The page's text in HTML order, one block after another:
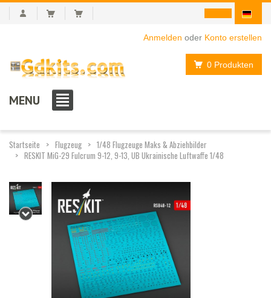
Anmelden oder Konto erstellen
0 Produkten
MENU
Startseite Flugzeug
1/48 Flugzeuge Maks & Abziehbilder
RESKIT MiG-29 Fulcrum 9-12, 9-13, UB Ukrainische Luftwaffe 1/48